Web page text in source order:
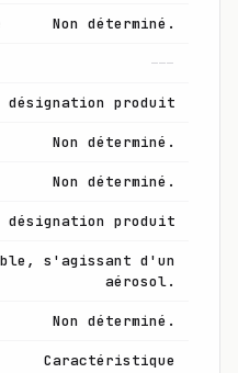
Non déterminé.
---
désignation produit
Non déterminé.
Non déterminé.
désignation produit
s'agissant d'un
aérosol.
Non déterminé.
Caractéristique